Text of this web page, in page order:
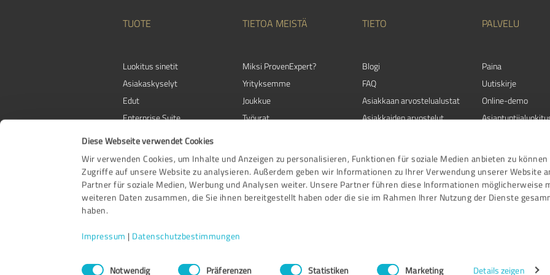
Diese Webseite verwendet Cookies
Wir verwenden Cookies, um Inhalte und Anzeigen zu personalisieren, Funktionen für soziale Medien anbieten zu können
Zugriffe auf unsere Website zu analysieren. Außerdem geben wir Informationen zu Ihrer Verwendung unserer Website
Partner für soziale Medien, Werbung und Analysen weiter. Unsere Partner führen diese Informationen möglicherweise
weiteren Daten zusammen, die Sie ihnen bereitgestellt haben oder die sie im Rahmen Ihrer Nutzung der Dienste
haben.
Impressum | Datenschutzbestimmungen
Einwilligungsauswahl
Notwendig Präferenzen Statistiken Marketing Details zeigen
TUOTE
Luokitus sinetit
Asiakaskyselyt
Edut
Enterprise Suite
Kumppanuusohjelma
TIETOA MEISTÄ
Miksi ProvenExpert?
Yrityksemme
Joukkue
Työurat
TIETO
Blogi
FAQ
Asiakkaan arvostelualustat
Asiakkaiden arvostelut
Tapahtumat
PALVELU
Paina
Uutiskirje
Online-demo